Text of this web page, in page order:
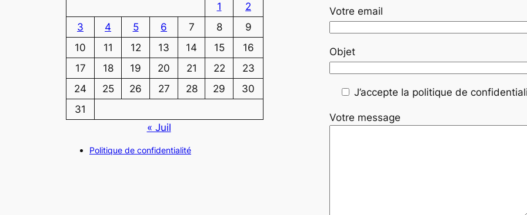
1
2
3
4 5 6 7 8
9
10
11 12 13 14 15
16
17
18 19 20 21 22
23
24
25 26 27 28 29
30
31
« Juil
Politique de confidentialité
Votre email
Objet
J’accepte la politique de
Votre message